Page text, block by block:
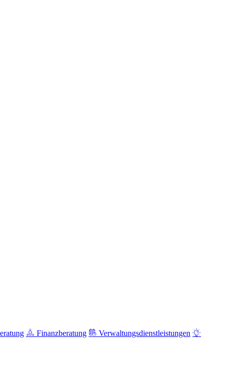
Finanzberatung Verwaltungsdienstleistungen